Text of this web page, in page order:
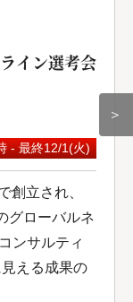
イン選考会
- 最終12/1(火)
創立され、
グローバルネ
ンサルティ
える成果の
＞